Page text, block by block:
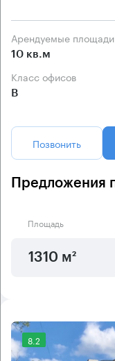
Арендуемые площади
10 кв.м
Класс офисов
B
Позвонить
Предложения
Площадь
1310 м²
8.2